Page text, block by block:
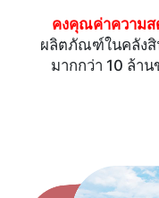
คงคุณค่าความส
ผลิตภัณฑ์ในคลังสิ
มากกว่า 10 ล้า